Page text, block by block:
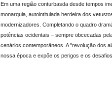
Em uma região conturbasda desde tempos
monarquia, autointitulada herdeira dos
modernizadores. Completando o quadro
potências ocidentais – sempre obcecadas
cenários contemporâneos. A "revolução dos
nossa época e expõe os perigos e os